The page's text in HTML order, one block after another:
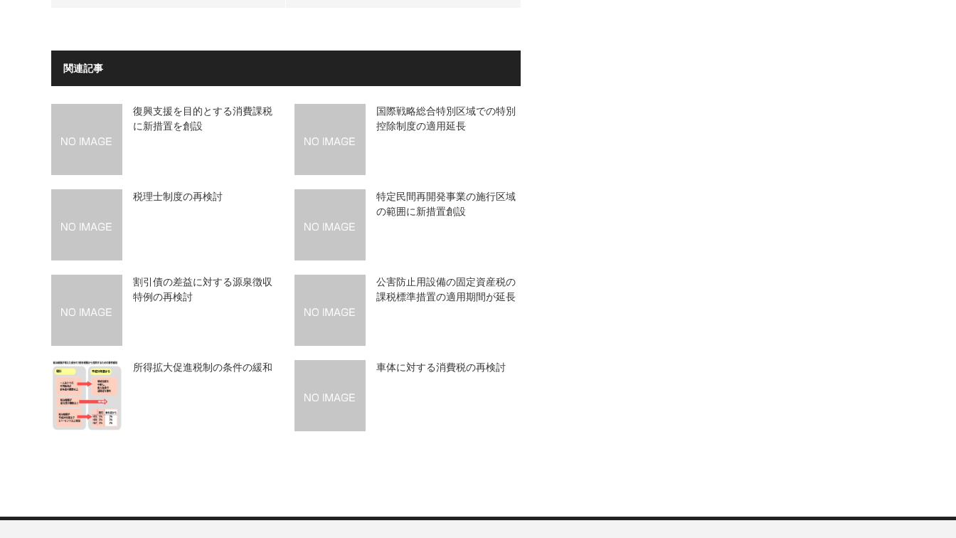
関連記事
復興支援を目的とする消費課税
に新措置を創設
国際戦略総合特別区域での特別
控除制度の適用延長
税理士制度の再検討
特定民間再開発事業の施行区域
の範囲に新措置創設
割引債の差益に対する源泉徴収
特例の再検討
公害防止用設備の固定資産税の
課税標準措置の適用期間が延長
所得拡大促進税制の条件の緩和 車体に対する消費税の再検討